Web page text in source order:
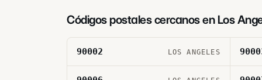
Códigos postales cercanos en Los
90002 LOS ANGELES